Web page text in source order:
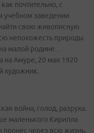
почтительно, с
учебном заведении
свою живописную
непохожесть природы
малой родине…
на Амуре, 20 мая 1920
художник.
война, голод, разруха.
маленького Кирилла
пронес через всю жизнь.